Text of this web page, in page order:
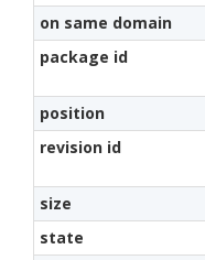
on same domain
package id
position
revision id
size
state